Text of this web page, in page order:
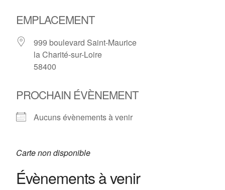
EMPLACEMENT
999 boulevard Saint-Maurice
la Charité-sur-Loire
58400
PROCHAIN ÉVÈNEMENT
Aucuns évènements à venir
Carte non disponible
Évènements à venir